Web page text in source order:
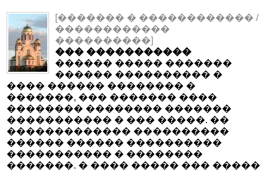
[������� � ������������ /
������������
����������]
��� �����������
������ ����� �������
������ ���������� �
���� ������ �������� �
�������, ��� ������� ����
�������� �������� �������
����������� � ��� �����. ��
������������� ����������
������ ������ ����������
����������� � ��������
�������. � ���� ����� ��� �����